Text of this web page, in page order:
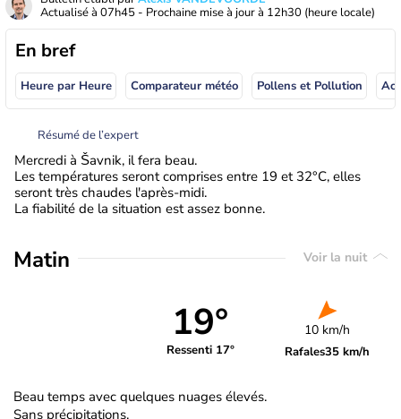
Actualisé à 07h45 - Prochaine mise à jour à 12h30 (heure locale)
En bref
Heure par Heure Comparateur météo Pollens et Pollution
Résumé de l’expert
Mercredi à Šavnik, il fera beau.
Les températures seront comprises entre 19 et 32°C, elles
seront très chaudes l'après-midi.
La fiabilité de la situation est assez bonne.
Matin Voir la nuit
19°
Ressenti 17°
10 km/h
Rafales35 km/h
Beau temps avec quelques nuages élevés.
Sans précipitations.